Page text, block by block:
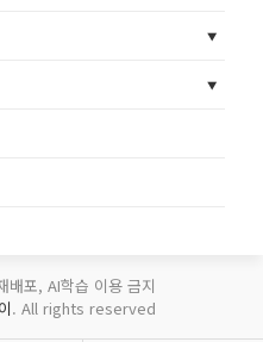
배포, AI학습 이용 금지
. All rights reserved